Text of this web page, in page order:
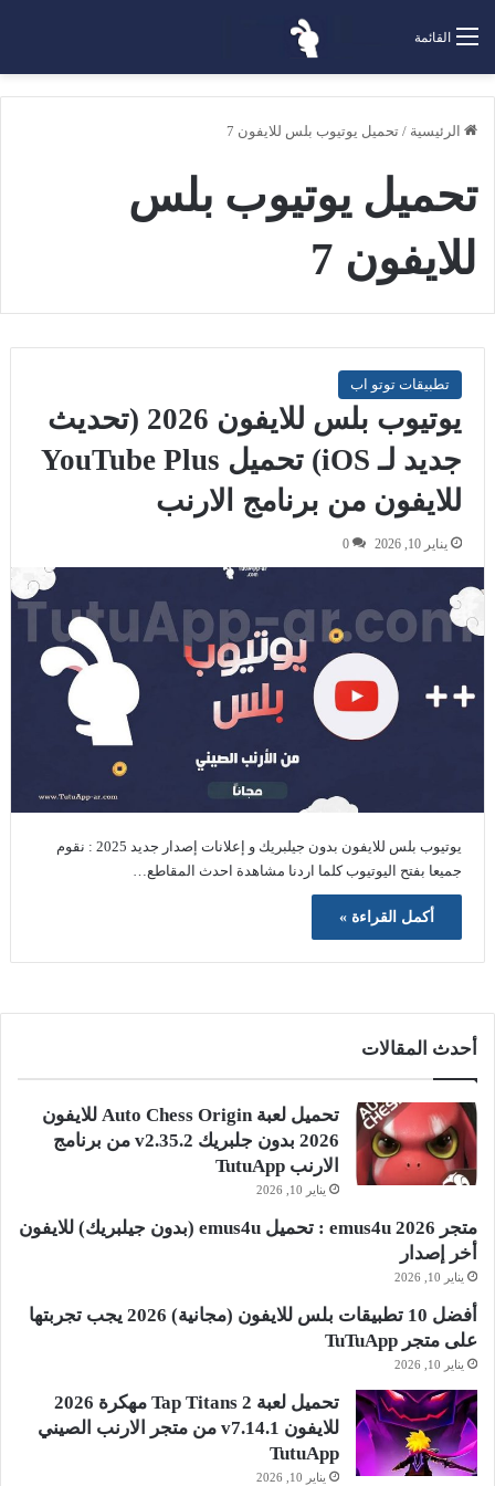
القائمة
الرئيسية / تحميل يوتيوب بلس للايفون 7
تحميل يوتيوب بلس
للايفون 7
تطبيقات توتو اب
يوتيوب بلس للايفون 2026 (تحديث
جديد لـ iOS) تحميل YouTube Plus
للايفون من برنامج الارنب
يناير 10, 2026 0
يوتيوب بلس للايفون بدون جيلبريك و إعلانات إصدار جديد 2025 : نقوم
جميعا بفتح اليوتيوب كلما اردنا مشاهدة احدث المقاطع…
أكمل القراءة »
أحدث المقالات
تحميل لعبة Auto Chess Origin للايفون
2026 بدون جلبريك v2.35.2 من برنامج
الارنب TutuApp
يناير 10, 2026
متجر emus4u 2026 : تحميل emus4u (بدون جيلبريك) للايفون
أخر إصدار
يناير 10, 2026
أفضل 10 تطبيقات بلس للايفون (مجانية) 2026 يجب تجربتها
على متجر TuTuApp
يناير 10, 2026
تحميل لعبة Tap Titans 2 مهكرة 2026
للايفون v7.14.1 من متجر الارنب الصيني
TutuApp
يناير 10, 2026